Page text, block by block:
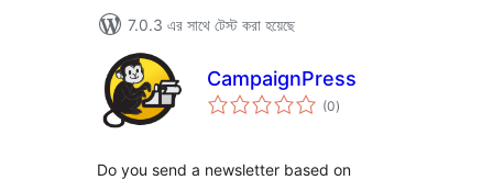
7.0.3 এর সাথে টেস্ট করা হয়েছে
CampaignPress
(0total
ratings
)
Do you send a newsletter based on